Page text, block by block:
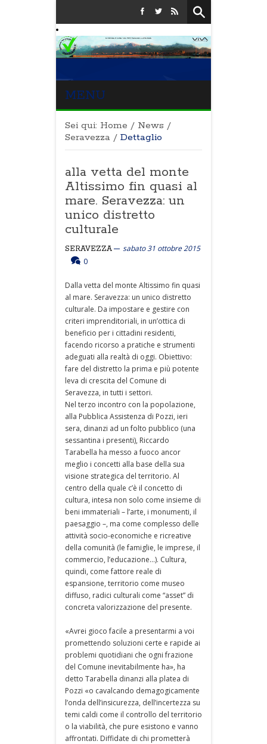
MENU
Sei qui: Home / News /
Seravezza / Dettaglio
alla vetta del monte
Altissimo fin quasi al
mare. Seravezza: un
unico distretto
culturale
SERAVEZZA
sabato 31 ottobre 2015
0
Dalla vetta del monte Altissimo fin quasi
al mare. Seravezza: un unico distretto
culturale. Da impostare e gestire con
criteri imprenditoriali, in un’ottica di
beneficio per i cittadini residenti,
facendo ricorso a pratiche e strumenti
adeguati alla realtà di oggi. Obiettivo:
fare del distretto la prima e più potente
leva di crescita del Comune di
Seravezza, in tutti i settori.
Nel terzo incontro con la popolazione,
alla Pubblica Assistenza di Pozzi, ieri
sera, dinanzi ad un folto pubblico (una
sessantina i presenti), Riccardo
Tarabella ha messo a fuoco ancor
meglio i concetti alla base della sua
visione strategica del territorio. Al
centro della quale c’è il concetto di
cultura, intesa non solo come insieme di
beni immateriali – l’arte, i monumenti, il
paesaggio –, ma come complesso delle
attività socio-economiche e ricreative
della comunità (le famiglie, le imprese, il
commercio, l’educazione…). Cultura,
quindi, come fattore reale di
espansione, territorio come museo
diffuso, radici culturali come “asset” di
concreta valorizzazione del presente.
«Avrei gioco facile a presentarmi a voi
promettendo soluzioni certe e rapide ai
problemi quotidiani che ogni frazione
del Comune inevitabilmente ha», ha
detto Tarabella dinanzi alla platea di
Pozzi «o cavalcando demagogicamente
l’onda dell’insicurezza, dell’incertezza su
temi caldi come il controllo del territorio
o la viabilità, che pure esistono e vanno
affrontati. Diffidate di chi prometterà